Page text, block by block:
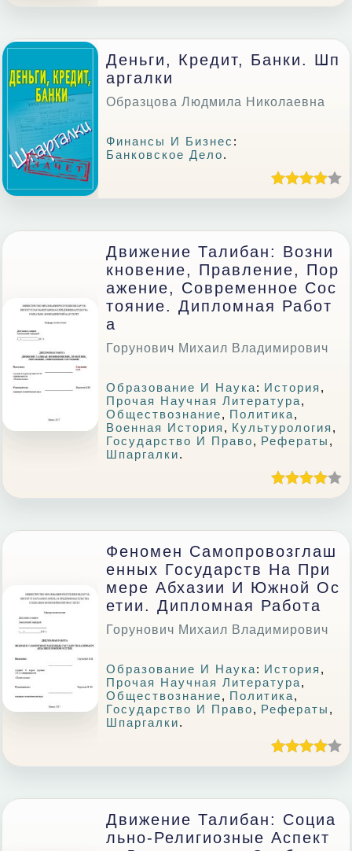
Деньги, Кредит, Банки. Шп
Аргалки
Образцова Людмила Николаевна
Финансы И Бизнес :
Банковское Дело.
Движение Талибан: Возни
Кновение, Правление, Пор
Ажение, Современное Сос
Тояние. Дипломная Работ
А
Горунович Михаил Владимирович
Образование И Наука: История ,
Прочая Научная Литература,
Обществознание, Политика,
Военная История , Культурология ,
Государство И Право, Рефераты ,
Шпаргалки.
Феномен Самопровозглаш
Енных Государств На При
Мере Абхазии И Южной Ос
Етии. Дипломная Работа
Горунович Михаил Владимирович
Образование И Наука: История ,
Прочая Научная Литература,
Обществознание, Политика,
Государство И Право, Рефераты ,
Шпаргалки.
Движение Талибан: Социа
Льно-Религиозные Аспект